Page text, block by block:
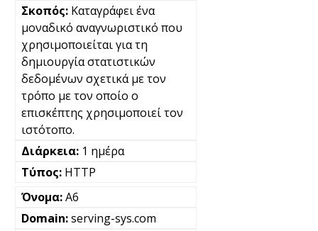
Καταγράφει ένα
μοναδικό αναγνωριστικό που
χρησιμοποιείται για τη
δημιουργία στατιστικών
δεδομένων σχετικά με τον
τρόπο με τον οποίο ο
επισκέπτης χρησιμοποιεί τον
ιστότοπο.
1 ημέρα
HTTP
A6
serving-sys.com